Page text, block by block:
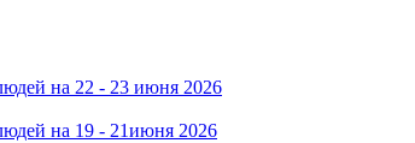
на 22 - 23 июня 2026
на 19 - 21июня 2026